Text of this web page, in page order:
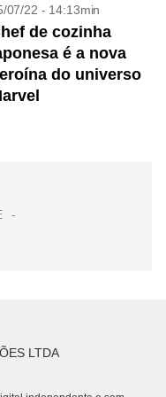
07/22 - 14:13min
de cozinha
é a nova
do universo
LTDA